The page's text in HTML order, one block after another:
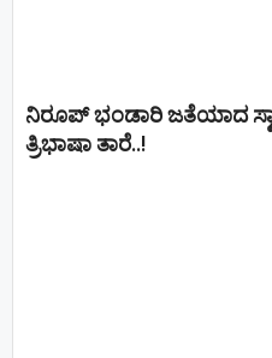
ನಿರೂಪ್ ಭಂಡಾರಿ ಜತೆಯಾದ
ತ್ರಿಭಾಷಾ ತಾರೆ..!